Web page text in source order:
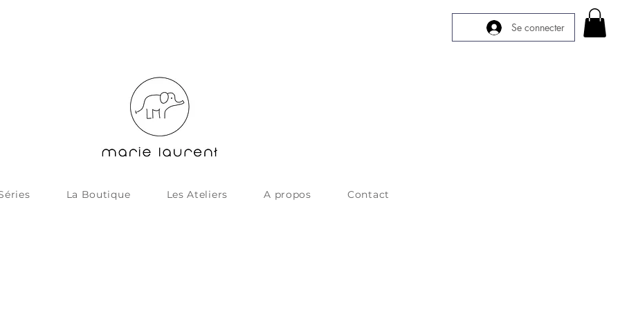
Se connecter
La Boutique Les Ateliers A propos Contact